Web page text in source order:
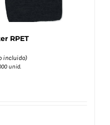
RPET
incluido)
unid.